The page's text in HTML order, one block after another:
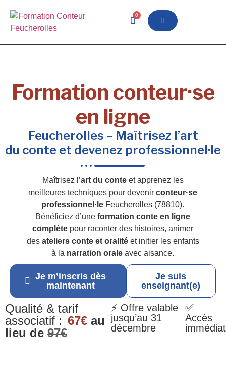
0
Formation conteur·se
en ligne
Feucherolles – Maîtrisez l’art
du conte et devenez professionnel·le
Maîtrisez l’art du conteet apprenez les
meilleures techniques pour devenirconteur·se
professionnel·le Feucherolles (78810).
Bénéficiez d’uneformation conte en ligne
complète pour raconter des histoires, animer
des ateliers conte et oralitéet initier les enfants
à la narration orale avec aisance.
Je m’inscris dès
maintenant
Je suis
enseignant(e)
Qualité & tarif
associatif : 67€ au
lieu de 97€
⚡ Offre valable
jusqu’au 31
décembre
✅
Accès
immédiat